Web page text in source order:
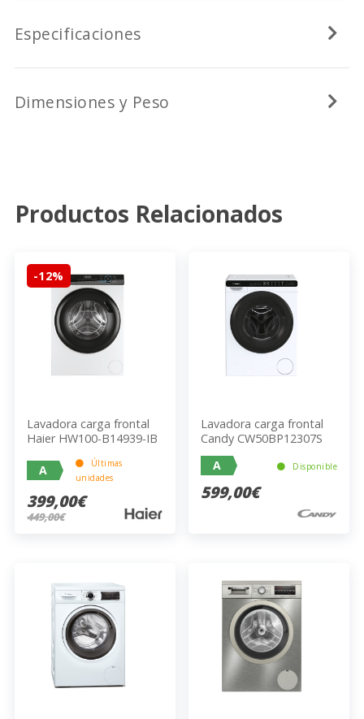
Especificaciones
Dimensiones y Peso
Productos Relacionados
-12%
Lavadora carga frontal
Haier HW100-B14939-IB
A
Últimas
unidades
399,00€
449,00€
Lavadora carga frontal
Candy CW50BP12307S
A
Disponible
599,00€